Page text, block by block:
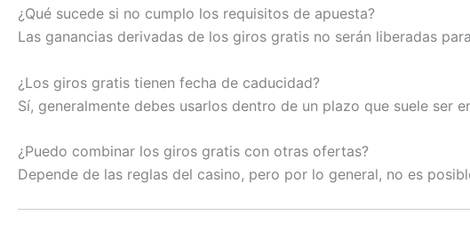
¿Qué sucede si no cumplo los requisitos de apuesta?
Las ganancias derivadas de los giros gratis no serán liberadas
¿Los giros gratis tienen fecha de caducidad?
Sí, generalmente debes usarlos dentro de un plazo que suele ser
¿Puedo combinar los giros gratis con otras ofertas?
Depende de las reglas del casino, pero por lo general, no es